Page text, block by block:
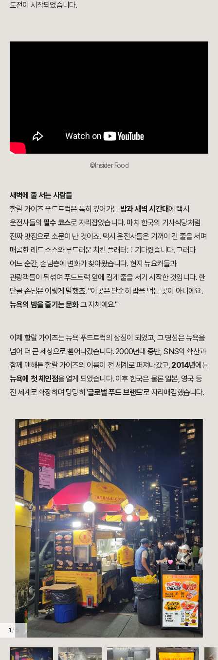
도전이 시작되었습니다.
©Insider Food
새벽에 줄 서는 사람들
할랄 가이즈 푸드트럭은 특히 깊어가는 밤과 새벽 시간대에 택시
운전사들의필수 코스로 자리잡았습니다. 마치 한국의 기사식당처럼
진짜 맛집으로 소문이 난 것이죠. 택시 운전사들은 기꺼이 긴 줄을 서며
매콤한 레드 소스와 부드러운 치킨 플래터를 기다렸습니다. 그러다
어느 순간, 손님층에 변화가 찾아왔습니다. 현지 뉴요커들과
관광객들이 뒤섞여 푸드트럭 앞에 길게 줄을 서기 시작한 것입니다. 한
단골 손님은 이렇게 말했죠. "이곳은 단순히 밥을 먹는 곳이 아니에요.
뉴욕의 밤을 즐기는 문화그 자체예요."
이제 할랄 가이즈는 뉴욕 푸드트럭의 상징이 되었고, 그 명성은 뉴욕을
넘어 더 큰 세상으로 뻗어나갔습니다. 2000년대 중반, SNS의 확산과
함께 맨해튼 할랄 가이즈의 이름이 전 세계로 퍼져나갔고, 2014년에는
뉴욕에 첫 체인점을 열게 되었습니다. 이후 한국은 물론 일본, 영국 등
전 세계로 확장하며 당당히 '글로벌 푸드 브랜드'로 자리매김했습니다.
1 / 5